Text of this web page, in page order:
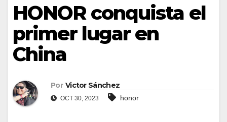
HONOR conquista el
primer lugar en
China
Por Victor Sánchez
OCT 30, 2023 honor